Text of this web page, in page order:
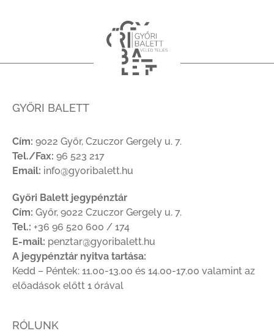
GYŐRI BALETT
Cím: 9022 Győr, Czuczor Gergely u. 7.
Tel./Fax: 96 523 217
Email: info@gyoribalett.hu
Győri Balett jegypénztár
Cím: Győr, 9022 Czuczor Gergely u. 7.
Tel.: +36 96 520 600 / 174
E-mail: penztar@gyoribalett.hu
A jegypénztár nyitva tartása:
Kedd – Péntek: 11.00-13.00 és 14.00-17.00 valamint az
előadások előtt 1 órával
RÓLUNK